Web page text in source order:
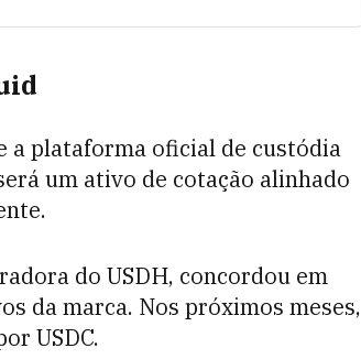
a plataforma oficial de custódia
um ativo de cotação alinhado
do USDH, concordou em
da marca. Nos próximos meses,
USDC.